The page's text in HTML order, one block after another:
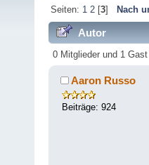
Seiten: 1 2[3] Nach
Autor
0 Mitglieder und 1
Aaron Russo
Beiträge: 924